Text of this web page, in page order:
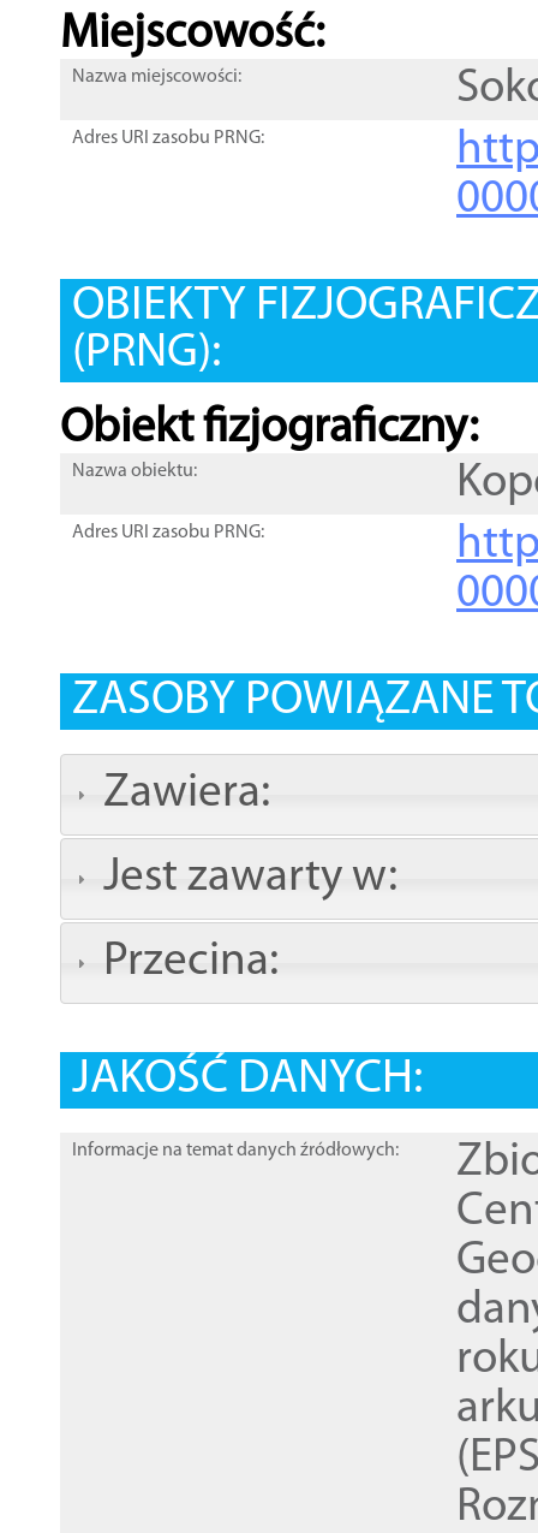
Miejscowość:
Nazwa miejscowości:
Adres URI zasobu PRNG:
OBIEKTY
(PRNG):
Obiekt fizjograficzny:
Nazwa obiektu:
Adres URI zasobu PRNG:
ZASOBY POWIĄZANE
Zawiera:
Jest zawarty w:
Przecina:
JAKOŚĆ DANYCH:
Informacje na temat danych źródłowych: